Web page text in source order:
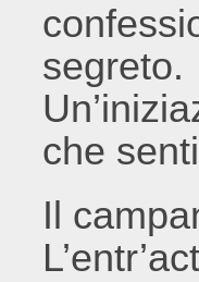
segreto.
che
Il